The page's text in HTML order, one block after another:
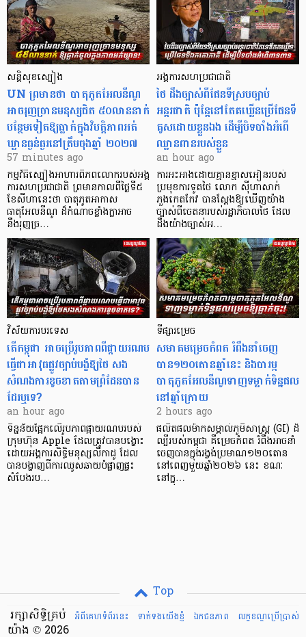
សន្តិសុខស្បៀង
UN ព្រមានថា បាតុភូតអែលនីណូ
អាចរុញច្រានមនុស្សជិត ៥០លាននាក់
បន្ថែមទៀតឱ្យធ្លាក់ក្នុងវិបត្តិ​ភាពអត់
ឃ្លានធ្ងន់ធ្ងរនៅត្រឹមចុងឆ្នាំ ២០២៧
57 minutes ago
កម្មវិធីស្បៀងអាហារពិភពលោករបស់អង្គ
ការសហប្រជាជាតិ ព្រមាន​កាលពីថ្ងៃទី៥
ខែសីហានេះថា បាតុភូតអាកាស
ធាតុអែលនីណូ ដ៏កំណាចខ្លាំងក្លាអាច
នឹងរុញច្រ…
អង្គការសហប្រជាជាតិ
ថៃ ដឹងច្បាស់ពីផែនទីស្របច្បាប់
អន្តរជាតិ ប៉ុន្តែនៅតែគឃ្លើនប្រើផែនទី
គូសដោយខ្លួនឯង ដើម្បីបិទបាំងអំពើ
ឈ្លានពានរបស់ខ្លួន
an hour ago
ការអះអាងដោយគ្មានខ្មាសអៀនរបស់
ប្រមុខការទូតថៃ លោក ស៊ីហាសាក់
ភួងកេតកែវ បានស្តែងឱ្យឃើញយ៉ាង
ច្បាស់ពីចេតនារបស់រដ្ឋាភិបាលថៃ ដែល
ដឹងយ៉ាងច្បាស់អ…
វិស័យការបរទេស
តើកម្ពុជា អាចប្រើរូបភាពពីផ្កាយរណប
ធ្វើជាអាវុធផ្លូវច្បាប់បង្ខំឱ្យថៃ សង
សំណងការខូចខាតតាមព្រំដែនបាន
ដែរឬទេ?​
an hour ago
ទិន្នន័យផ្អែកលើរូបភាពផ្កាយរណបរបស់
ក្រុមហ៊ុន Apple ដែលត្រូវបានបង្ហោះ
ដោយអង្គការសិទ្ធិមនុស្សលីកាដូ ដែល
បានបង្ហាញពីការឈូសឆាយបំផ្លាញផ្ទះ
សំបែងរប…
ទីផ្សារម្រេច
សមាគមម្រេចកំពត រំពឹងនាំចេញ
បាន១២០តោនឆ្នាំនេះ និងបារម្ភ
បាតុភូតអែលនីណូទាញទម្លាក់ទិន្នផល
នៅឆ្នាំក្រោយ
2 hours ago
ផលិតផលម៉ាកសម្គាល់ភូមិសាស្ត្រ (GI) ដ៏
ល្បីរបស់កម្ពុជា គឺម្រេចកំពត រំពឹងអាចនាំ
ចេញបានក្នុងរង្វង់ប្រមាណ១២០តោន
នៅពេញមួយឆ្នាំ២០២៦ នេះ ខណៈ
នៅក្នុ…
Top
អំពីគេហទំព័រនេះ
ទាក់ទងយើងខ្ញំ ឯកជនភាព លក្ខខណ្ឌ​ប្រើ​ប្រាស់
រក្សាសិទ្ធិគ្រប់
យ៉ាង © 2026